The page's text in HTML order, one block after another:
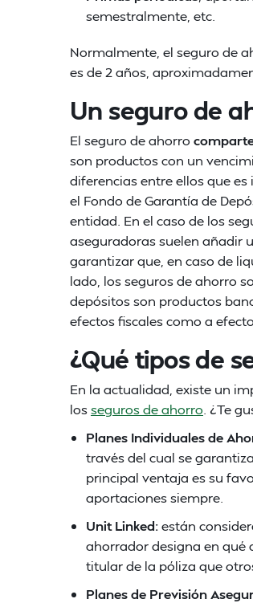
semestralmente, etc.
Normalmente, el seguro de
es de 2 años,
Un seguro de
El seguro de ahorro
son productos con un
diferencias entre ellos que
el Fondo de Garantía de
entidad. En el caso de los
aseguradoras suelen añadir
garantizar que, en caso de
lado, los seguros de ahorro
depósitos son productos
efectos fiscales como a
¿Qué tipos de
En la actualidad, existe un
losseguros de ahorro . ¿Te
Planes Individuales de
través del cual se
principal ventaja es su
aportaciones siempre.
Unit Linked:están
ahorrador designa en qué
titular de la póliza que
Planes de Previsión